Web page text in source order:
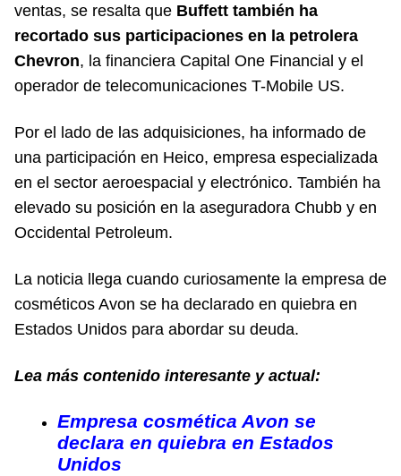
ventas, se resalta que Buffett también ha
recortado sus participaciones en la petrolera
Chevron, la financiera Capital One Financial y el
operador de telecomunicaciones T-Mobile US.
Por el lado de las adquisiciones, ha informado de
una participación en Heico, empresa especializada
en el sector aeroespacial y electrónico. También ha
elevado su posición en la aseguradora Chubb y en
Occidental Petroleum.
La noticia llega cuando curiosamente la empresa de
cosméticos Avon se ha declarado en quiebra en
Estados Unidos para abordar su deuda.
Lea más contenido interesante y actual:
Empresa cosmética Avon se
declara en quiebra en Estados
Unidos